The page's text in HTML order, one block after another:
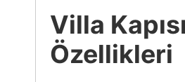
Villa Kapısı
Özellikleri